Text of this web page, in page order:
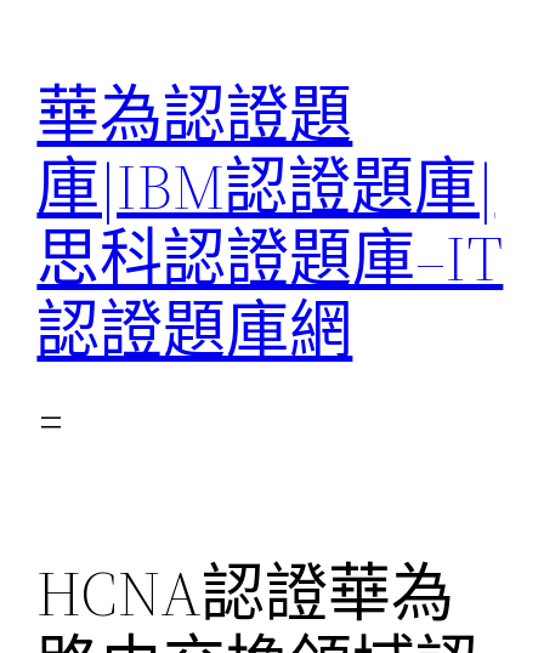
華為認證題
庫|IBM認證題庫|
思科認證題庫–IT
認證題庫網
HCNA認證華為